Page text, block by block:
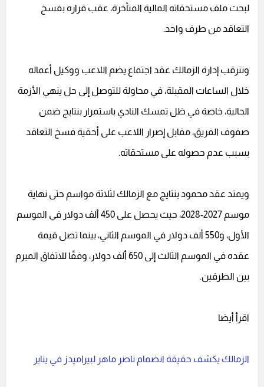
لبحث ملف مستحقاته المالية المتأخرة، عقب قراره بفسخ
التعاقد من طرف واحد.
وتترقب إدارة الزمالك عقد اجتماع يضم اللاعب ووكيل أعماله
خلال الساعات المقبلة، في محاولة للتوصل إلى حل ينهي الأزمة
الحالية، خاصة في ظل تمسك النادي باستمرار بنتايج ضمن
صفوف الفريق، مقابل إصرار اللاعب على أحقية فسخ التعاقد
بسبب عدم حصوله على مستحقاته.
ويمتد عقد محمود بنتايج مع الزمالك لثلاثة مواسم حتى نهاية
موسم 2027-2028، حيث يحصل على 450 ألف دولار في الموسم
الأول، و550 ألف دولار في الموسم الثاني، بينما تصل قيمة
عقده في الموسم الثالث إلى 650 ألف دولار، وفقًا للاتفاق المبرم
بين الطرفين.
اقرأ أيضا
الزمالك يكشف حقيقة انضمام ناصر ماهر لبيراميدز في يناير